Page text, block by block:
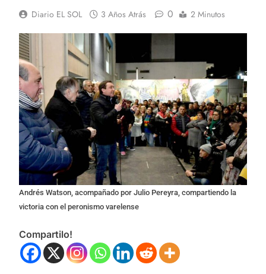
Diario EL SOL 3 Años Atrás 0 2 Minutos
Andrés Watson, acompañado por Julio Pereyra, compartiendo la
victoria con el peronismo varelense
Compartilo!